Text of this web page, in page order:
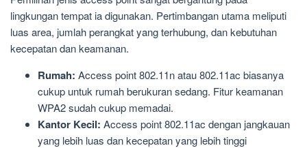
lingkungan tempat ia digunakan. Pertimbangan utama meliputi
luas area, jumlah perangkat yang terhubung, dan kebutuhan
kecepatan dan keamanan.
Rumah: Access point 802.11n atau 802.11ac biasanya
cukup untuk rumah berukuran sedang. Fitur keamanan
WPA2 sudah cukup memadai.
Kantor Kecil: Access point 802.11ac dengan jangkauan
yang lebih luas dan kecepatan yang lebih tinggi